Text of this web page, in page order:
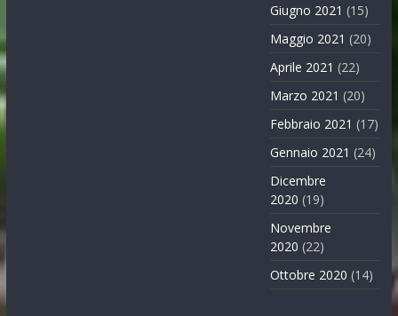
Giugno 2021 (15)
Maggio 2021 (20)
Aprile 2021 (22)
Marzo 2021 (20)
Febbraio 2021 (17)
Gennaio 2021 (24)
Dicembre
2020 (19)
Novembre
2020 (22)
Ottobre 2020 (14)